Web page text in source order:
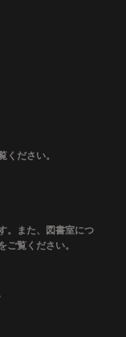
ください。
。また、図書室につ
ご覧ください。